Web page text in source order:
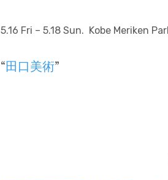
5.16 Fri – 5.18 Sun. Kobe Meriken
田口美術